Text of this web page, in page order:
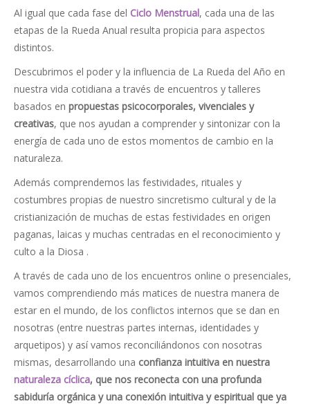
Al igual que cada fase del Ciclo Menstrual, cada una de las
etapas de la Rueda Anual resulta propicia para aspectos
distintos.
Descubrimos el poder y la influencia de La Rueda del Año en
nuestra vida cotidiana a través de encuentros y talleres
basados en propuestas psicocorporales, vivenciales y
creativas, que nos ayudan a comprender y sintonizar con la
energía de cada uno de estos momentos de cambio en la
naturaleza.
Además comprendemos las festividades, rituales y
costumbres propias de nuestro sincretismo cultural y de la
cristianización de muchas de estas festividades en origen
paganas, laicas y muchas centradas en el reconocimiento y
culto a la Diosa .
A través de cada uno de los encuentros online o presenciales,
vamos comprendiendo más matices de nuestra manera de
estar en el mundo, de los conflictos internos que se dan en
nosotras (entre nuestras partes internas, identidades y
arquetipos) y así vamos reconciliándonos con nosotras
mismas, desarrollando una confianza intuitiva en nuestra
naturaleza cíclica, que nos reconecta con una profunda
sabiduría orgánica y una conexión intuitiva y espiritual que ya